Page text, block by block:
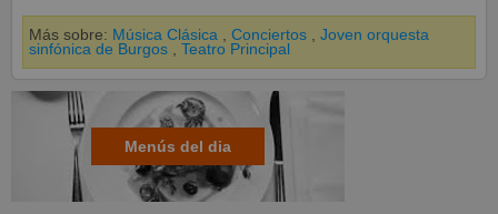
Más sobre: Música Clásica Conciertos
Joven orquesta
sinfónica de Burgos
Teatro Principal
Menús del dia